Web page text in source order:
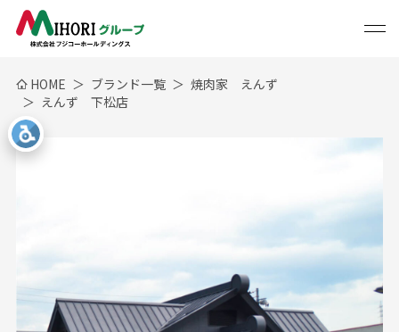
HOME ブランド一覧
焼肉家 えんず
えんず 下松店